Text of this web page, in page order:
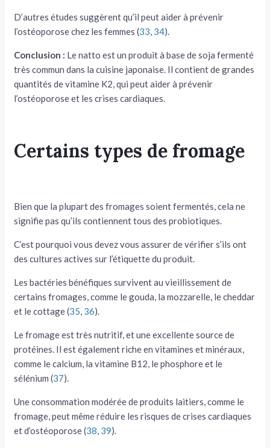
D’autres études suggèrent qu’il peut aider à prévenir
l’ostéoporose chez les femmes (33, 34).
Conclusion : Le natto est un produit à base de soja fermenté
très commun dans la cuisine japonaise. Il contient de grandes
quantités de vitamine K2, qui peut aider à prévenir
l’ostéoporose et les crises cardiaques.
Certains types de fromage
Bien que la plupart des fromages soient fermentés, cela ne
signifie pas qu’ils contiennent tous des probiotiques.
C’est pourquoi vous devez vous assurer de vérifier s’ils ont
des cultures actives sur l’étiquette du produit.
Les bactéries bénéfiques survivent au vieillissement de
certains fromages, comme le gouda, la mozzarelle, le cheddar
et le cottage (35, 36).
Le fromage est très nutritif, et une excellente source de
protéines. Il est également riche en vitamines et minéraux,
comme le calcium, la vitamine B12, le phosphore et le
sélénium (37).
Une consommation modérée de produits laitiers, comme le
fromage, peut même réduire les risques de crises cardiaques
et d’ostéoporose (38, 39).